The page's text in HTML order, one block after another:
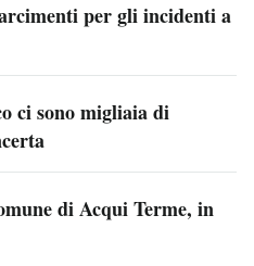
per gli incidenti a
ci sono migliaia di
di Acqui Terme, in